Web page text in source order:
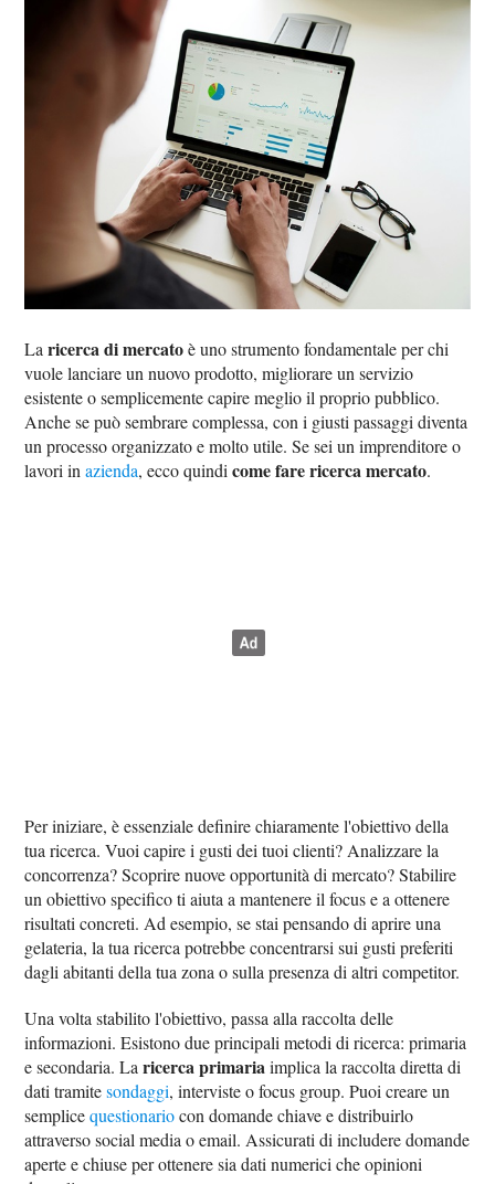
Laricerca di mercatoè uno strumento fondamentale per chi
vuole lanciare un nuovo prodotto, migliorare un servizio
esistente o semplicemente capire meglio il proprio pubblico.
Anche se può sembrare complessa, con i giusti passaggi diventa
un processo organizzato e molto utile. Se sei un imprenditore o
lavori inazienda, ecco quindicome fare ricerca mercato.
Per iniziare, è essenziale definire chiaramente l'obiettivo della
tua ricerca. Vuoi capire i gusti dei tuoi clienti? Analizzare la
concorrenza? Scoprire nuove opportunità di mercato? Stabilire
un obiettivo specifico ti aiuta a mantenere il focus e a ottenere
risultati concreti. Ad esempio, se stai pensando di aprire una
gelateria, la tua ricerca potrebbe concentrarsi sui gusti preferiti
dagli abitanti della tua zona o sulla presenza di altri competitor.
Una volta stabilito l'obiettivo, passa alla raccolta delle
informazioni. Esistono due principali metodi di ricerca: primaria
e secondaria. Laricerca primariaimplica la raccolta diretta di
dati tramitesondaggi, interviste o focus group. Puoi creare un
semplicequestionariocon domande chiave e distribuirlo
attraverso social media o email. Assicurati di includere domande
aperte e chiuse per ottenere sia dati numerici che opinioni